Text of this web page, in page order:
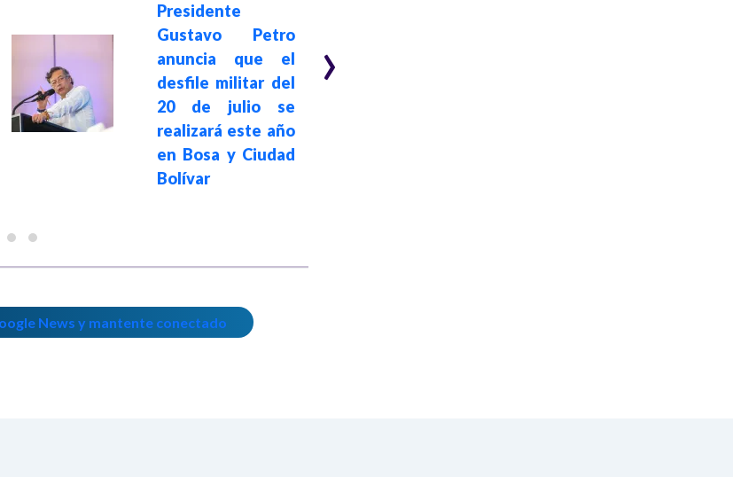
Presidente
Gustavo Petro
anuncia que el
desfile militar del
20 de julio se
realizará este año
en Bosa y Ciudad
Bolívar
›
News y mantente conectado